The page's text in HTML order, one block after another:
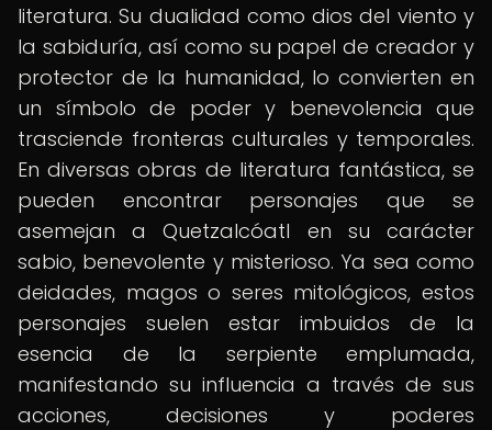
literatura. Su dualidad como dios del viento y
la sabiduría, así como su papel de creador y
protector de la humanidad, lo convierten en
un símbolo de poder y benevolencia que
trasciende fronteras culturales y temporales.
En diversas obras de literatura fantástica, se
pueden encontrar personajes que se
asemejan a Quetzalcóatl en su carácter
sabio, benevolente y misterioso. Ya sea como
deidades, magos o seres mitológicos, estos
personajes suelen estar imbuidos de la
esencia de la serpiente emplumada,
manifestando su influencia a través de sus
acciones, decisiones y poderes